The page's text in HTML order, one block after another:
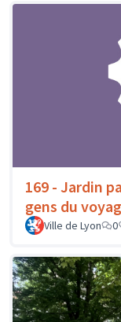
169 - Jardin
gens du
Ville de Lyon 0